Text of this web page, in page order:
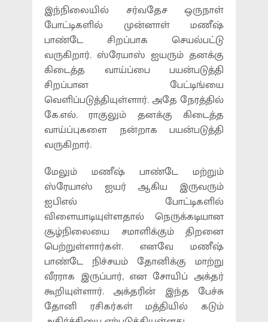
இந்நிலையில் சர்வதேச ஒருநாள்
போட்டிகளில் முன்னாள் மணீஷ்
பாண்டே சிறப்பாக செயல்பட்டு
வருகிறார். ஸ்ரேயாஸ் ஐயரும் தனக்கு
கிடைத்த வாய்ப்பை பயன்படுத்தி
சிறப்பான பேட்டிங்யை
வெளிப்படுத்தியுள்ளார். அதே நேரத்தில்
கே.எல். ராகுலும் தனக்கு கிடைத்த
வாய்ப்புகளை நன்றாக பயன்படுத்தி
வருகிறார்.
மேலும் மணீஷ் பாண்டே மற்றும்
ஸ்ரேயாஸ் ஐயர் ஆகிய இருவரும்
ஐபிஎல் போட்டிகளில்
விளையாடியுள்ளதால் நெருக்கடியான
சூழ்நிலையை சமாளிக்கும் திறனை
பெற்றுள்ளார்கள். எனவே மணீஷ்
பாண்டே நிச்சயம் தோனிக்கு மாற்று
வீரராக இருப்பார், என சோயிப் அக்தர்
கூறியுள்ளார். அக்தரின் இந்த பேச்சு
தோனி ரசிகர்கள் மத்தியில் கடும்